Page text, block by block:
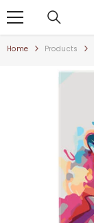
Home Products